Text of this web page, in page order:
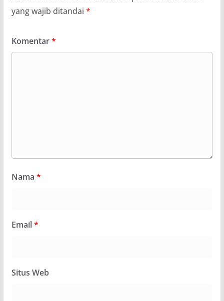
yang wajib ditandai *
Komentar*
Nama *
Email*
Situs Web